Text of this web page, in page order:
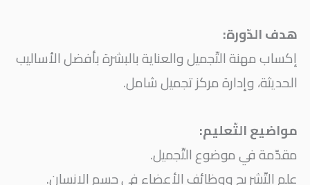
هدف الدّورة:
إكساب مهنة التّجميل والعناية بالبشرة بأفضل الأساليب
الحديثة، وإدارة مركز تجميل شامل.
مواضيع التّعليم:
مقدّمة في موضوع التّجميل.
علم التّشريح ووظائف الأعضاء في جسم الإنسان.